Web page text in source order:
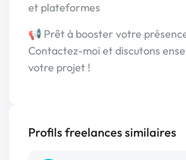
et plateformes
📢 Prêt à booster votre
Contactez-moi et discutons
votre projet !
Profils freelances similaires